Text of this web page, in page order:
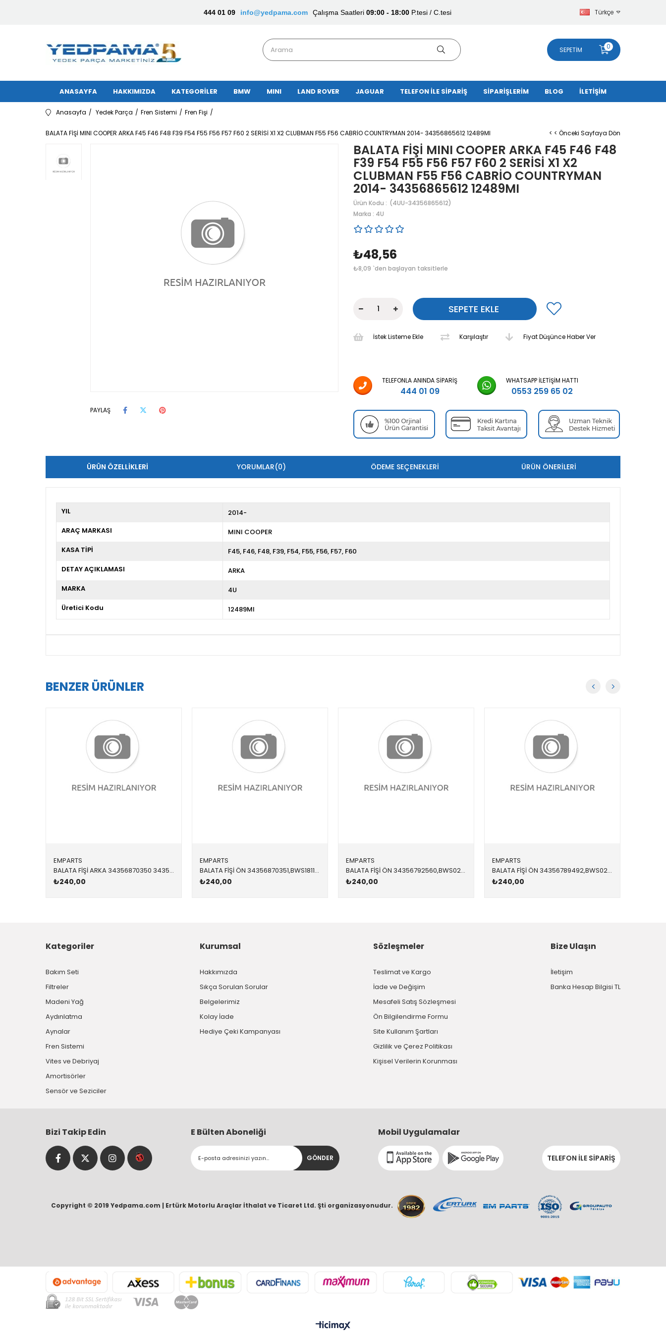
444 01 09 info@yedpama.com Çalışma Saatleri 09:00 - 18:00P.tesi / C.tesi Türkçe
SEPETIM 0
ANASAYFA HAKKIMIZDA KATEGORİLER BMW MINI LAND ROVER JAGUAR TELEFON İLE SİPARİŞ SİPARİŞLERİM BLOG İLETİŞİM
Anasayfa Yedek Parça Fren Sistemi Fren Fişi
BALATA FİŞİ MINI COOPER ARKA F45 F46 F48 F39 F54 F55 F56 F57 F60 2 SERİSİ X1 X2 CLUBMAN F55 F56 CABRİO COUNTRYMAN 2014- 34356865612 12489MI < < Önceki Sayfaya Dön
PAYLAŞ
BALATA FİŞİ MINI COOPER ARKA F45 F46 F48
F39 F54 F55 F56 F57 F60 2 SERİSİ X1 X2
CLUBMAN F55 F56 CABRİO COUNTRYMAN
2014- 34356865612 12489MI
(4UU-34356865612)
Marka : 4U
₺48,56
₺8,09 `den başlayan taksitlerle
İstek Listeme Ekle Karşılaştır Fiyat Düşünce Haber Ver
TELEFONLA ANINDA SIPARIŞ
444 01 09
WHATSAPP İLETIŞIM HATTI
0553 259 65 02
ÜRÜN ÖZELLIKLERI YORUMLAR(0) ÖDEME SEÇENEKLERI ÜRÜN ÖNERILERI
YIL
2014-
ARAÇ MARKASI
MINI COOPER
KASA TİPİ
F45 F46 F48 F39 F54 F55 F56 F57 F60
DETAY AÇIKLAMASI
ARKA
MARKA
4U
Üretici Kodu
12489MI
BENZER ÜRÜNLER
EMPARTS
BALATA FİŞİ ARKA 34356870350 34356870350 34356870350 G01
₺240,00
EMPARTS
BALATA FİŞİ ÖN 34356870351,BWS1811 34356870351 34356870351 G01
₺240,00
EMPARTS
BALATA FİŞİ ÖN 34356792560,BWS0287 34356792560 34356792560 E81,E87,E90,E91,E92,E93 2005-2012
₺240,00
EMPARTS
BALATA FİŞİ ÖN 34356789492,BWS0273 34356789492 34356789492 E60,E61,E63,E64 2004-2010
₺240,00
Kategoriler
Bakım Seti
Filtreler
Madeni Yağ
Aydınlatma
Aynalar
Fren Sistemi
Vites ve Debriyaj
Amortisörler
Sensör ve Seziciler
Kurumsal
Hakkımızda
Sıkça Sorulan Sorular
Belgelerimiz
Kolay İade
Hediye Çeki Kampanyası
Sözleşmeler
Teslimat ve Kargo
İade ve Değişim
Mesafeli Satış Sözleşmesi
Ön Bilgilendirme Formu
Site Kullanım Şartları
Gizlilik ve Çerez Politikası
Kişisel Verilerin Korunması
Bize Ulaşın
İletişim
Banka Hesap Bilgisi TL
Bizi Takip Edin E Bülten Aboneliği
GÖNDER
Mobil Uygulamalar
TELEFON İLE SİPARİŞ
Copyright © 2019 Yedpama.com | Ertürk Motorlu Araçlar İthalat ve Ticaret Ltd. Şti organizasyonudur.